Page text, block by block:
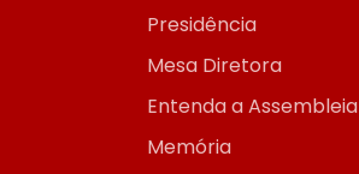
Presidência
Mesa Diretora
Entenda a Assembleia
Memória